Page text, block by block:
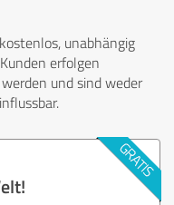
unabhängig
erfolgen
und sind weder